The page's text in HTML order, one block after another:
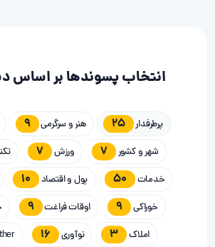
انتخاب پسوندها بر اساس
پرطرفدار 25 هنر و سرگرمی 9
شهر و کشور 7 ورزش 7
خدمات 50 پول و اقتصاد 10
خوراکی 9 اوقات فراغت 9
املاک 3 نوآوری 16